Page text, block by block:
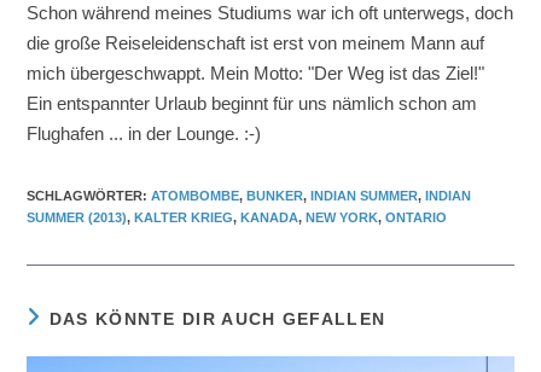
Schon während meines Studiums war ich oft unterwegs, doch
die große Reiseleidenschaft ist erst von meinem Mann auf
mich übergeschwappt. Mein Motto: "Der Weg ist das Ziel!"
Ein entspannter Urlaub beginnt für uns nämlich schon am
Flughafen ... in der Lounge. :-)
SCHLAGWÖRTER:ATOMBOMBE, BUNKER, INDIAN SUMMER, INDIAN
SUMMER (2013), KALTER KRIEG, KANADA, NEW YORK, ONTARIO
DAS KÖNNTE DIR AUCH GEFALLEN